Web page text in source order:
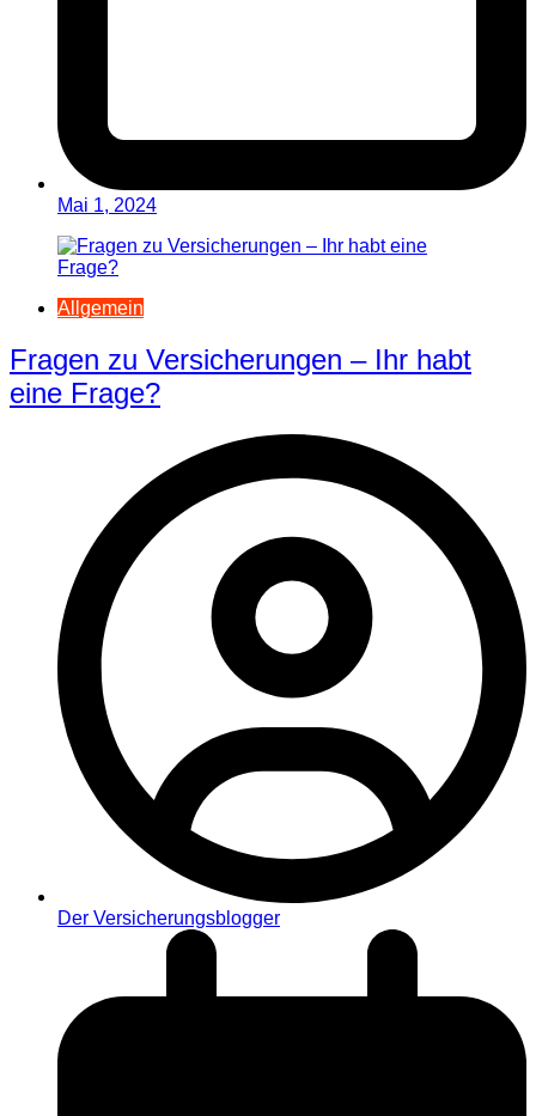
Mai 1, 2024
Allgemein
Fragen zu Versicherungen – Ihr habt
eine Frage?
Der Versicherungsblogger